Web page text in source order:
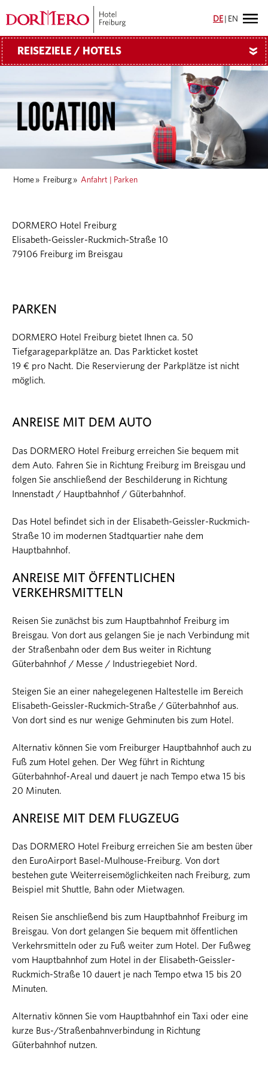
DE EN
REISEZIELE / HOTELS »
Home » Freiburg » Anfahrt | Parken
DORMERO Hotel Freiburg
Elisabeth-Geissler-Ruckmich-Straße 10
79106 Freiburg im Breisgau
PARKEN
DORMERO Hotel Freiburg bietet Ihnen ca. 50
Tiefgarageparkplätze an. Das Parkticket kostet
19 € pro Nacht. Die Reservierung der Parkplätze ist nicht
möglich.
ANREISE MIT DEM AUTO
Das DORMERO Hotel Freiburg erreichen Sie bequem mit
dem Auto. Fahren Sie in Richtung Freiburg im Breisgau und
folgen Sie anschließend der Beschilderung in Richtung
Innenstadt / Hauptbahnhof / Güterbahnhof.
Das Hotel befindet sich in der Elisabeth-Geissler-Ruckmich-
Straße 10 im modernen Stadtquartier nahe dem
Hauptbahnhof.
ANREISE MIT ÖFFENTLICHEN
VERKEHRSMITTELN
Reisen Sie zunächst bis zum Hauptbahnhof Freiburg im
Breisgau. Von dort aus gelangen Sie je nach Verbindung mit
der Straßenbahn oder dem Bus weiter in Richtung
Güterbahnhof / Messe / Industriegebiet Nord.
Steigen Sie an einer nahegelegenen Haltestelle im Bereich
Elisabeth-Geissler-Ruckmich-Straße / Güterbahnhof aus.
Von dort sind es nur wenige Gehminuten bis zum Hotel.
Alternativ können Sie vom Freiburger Hauptbahnhof auch zu
Fuß zum Hotel gehen. Der Weg führt in Richtung
Güterbahnhof-Areal und dauert je nach Tempo etwa 15 bis
20 Minuten.
ANREISE MIT DEM FLUGZEUG
Das DORMERO Hotel Freiburg erreichen Sie am besten über
den EuroAirport Basel-Mulhouse-Freiburg. Von dort
bestehen gute Weiterreisemöglichkeiten nach Freiburg, zum
Beispiel mit Shuttle, Bahn oder Mietwagen.
Reisen Sie anschließend bis zum Hauptbahnhof Freiburg im
Breisgau. Von dort gelangen Sie bequem mit öffentlichen
Verkehrsmitteln oder zu Fuß weiter zum Hotel. Der Fußweg
vom Hauptbahnhof zum Hotel in der Elisabeth-Geissler-
Ruckmich-Straße 10 dauert je nach Tempo etwa 15 bis 20
Minuten.
Alternativ können Sie vom Hauptbahnhof ein Taxi oder eine
kurze Bus-/Straßenbahnverbindung in Richtung
Güterbahnhof nutzen.